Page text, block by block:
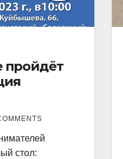
пройдёт
стол: